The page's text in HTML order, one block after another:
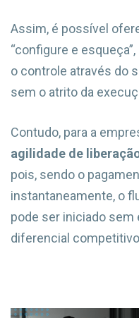
Assim, é possível
“configure e
o controle através do
sem o atrito da
Contudo, para a
agilidade de
pois, sendo o
instantaneamente, o
pode ser iniciado sem
diferencial